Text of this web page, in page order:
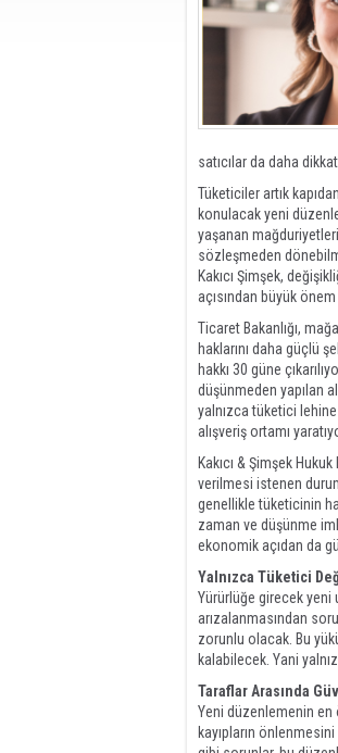
satıcılar da daha
Tüketiciler artık
konulacak yeni
yaşanan
sözleşmeden
Kakıcı Şimşek,
açısından büyük önem
Ticaret Bakanlığı,
haklarını daha güçlü
hakkı 30 güne
düşünmeden yapılan
yalnızca tüketici
alışveriş ortamı
Kakıcı & Şimşek
verilmesi istenen
genellikle tüketicinin
zaman ve düşünme
ekonomik açıdan da
Yalnızca Tüketici
Yürürlüğe girecek yeni
arızalanmasından
zorunlu olacak. Bu
kalabilecek. Yani
Taraflar Arasında
Yeni düzenlemenin en
kayıpların